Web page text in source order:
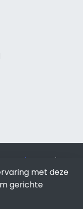
SEO-bureau
Lion
resultaten?SEO
is onderdeel van
met deze
gerichte